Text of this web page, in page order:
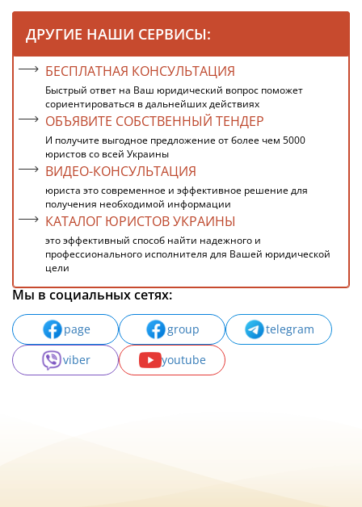
ДРУГИЕ НАШИ СЕРВИСЫ:
БЕСПЛАТНАЯ КОНСУЛЬТАЦИЯ
Быстрый ответ на Ваш юридический вопрос поможет
сориентироваться в дальнейших действиях
ОБЪЯВИТЕ СОБСТВЕННЫЙ ТЕНДЕР
И получите выгодное предложение от более чем 5000
юристов со всей Украины
ВИДЕО-КОНСУЛЬТАЦИЯ
юриста это современное и эффективное решение для
получения необходимой информации
КАТАЛОГ ЮРИСТОВ УКРАИНЫ
это эффективный способ найти надежного и
профессионального исполнителя для Вашей юридической
цели
Мы в социальных сетях:
page group
telegram
viber
youtube